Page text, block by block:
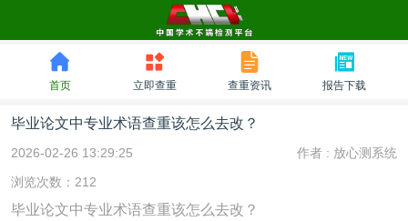
首页 立即查重 查重资讯 报告下载
毕业论文中专业术语查重该怎么去改？
2026-02-26 13:29:25 作者 : 放心测系统
浏览次数：212
毕业论文中专业术语查重该怎么去改？